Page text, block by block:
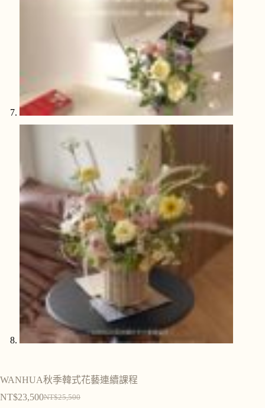
WANHUA秋季韓式花藝連續課程
NT$25,500
NT$23,500